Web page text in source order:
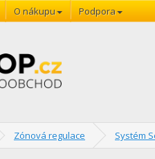
O nákupu Podpora
Zónová regulace Systém